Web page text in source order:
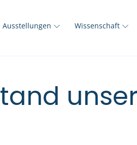
Ausstellungen Wissenschaft